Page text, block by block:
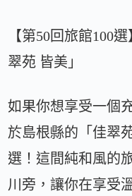
【第50回旅館100
翠苑 皆美」
如果你想享受一個
於島根縣的「佳翠
選！這間純和風的
川旁，讓你在享受